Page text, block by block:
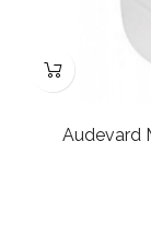
Audevard